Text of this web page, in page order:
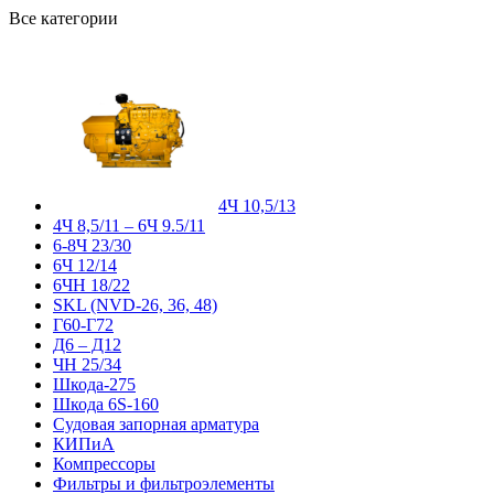
Все категории
4Ч 10,5/13
4Ч 8,5/11 – 6Ч 9.5/11
6-8Ч 23/30
6Ч 12/14
6ЧН 18/22
SKL (NVD-26, 36, 48)
Г60-Г72
Д6 – Д12
ЧН 25/34
Шкода-275
Шкода 6S-160
Судовая запорная арматура
КИПиА
Компрессоры
Фильтры и фильтроэлементы